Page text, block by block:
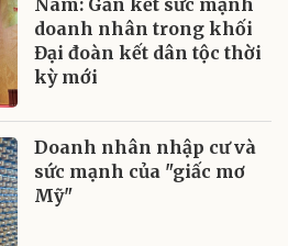
Nam: Gắn kết sức mạnh
doanh nhân trong khối
Đại đoàn kết dân tộc thời
kỳ mới
Doanh nhân nhập cư và
sức mạnh của "giấc mơ
Mỹ"